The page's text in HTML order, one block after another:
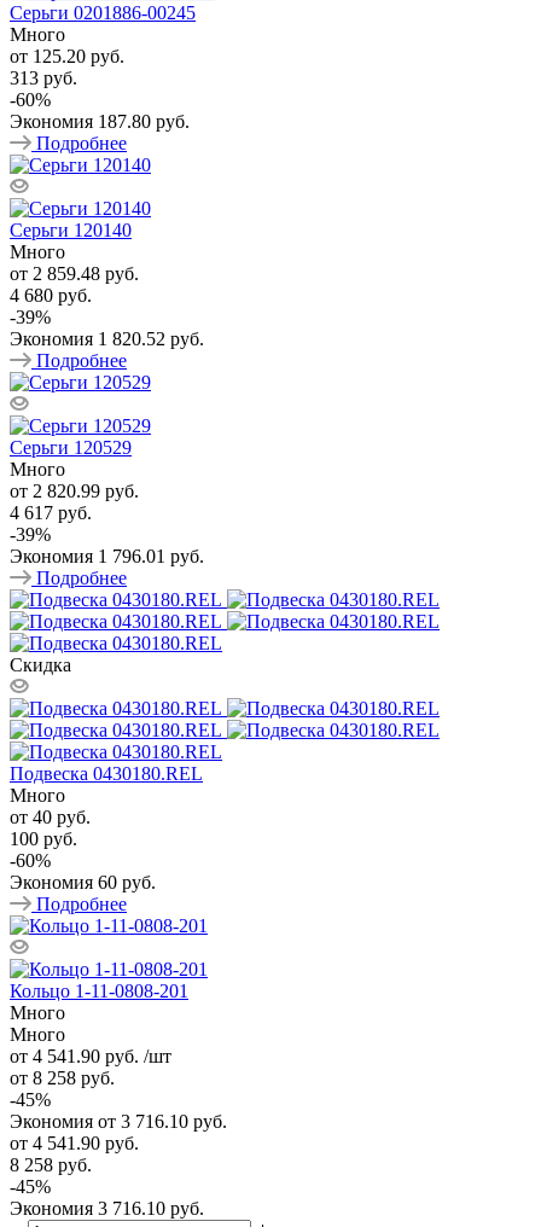
Серьги 0201886-00245
Много
от 125.20 руб.
313 руб.
-60%
Экономия 187.80 руб.
Подробнее
Серьги 120140
Много
от 2 859.48 руб.
4 680 руб.
-39%
Экономия 1 820.52 руб.
Подробнее
Серьги 120529
Много
от 2 820.99 руб.
4 617 руб.
-39%
Экономия 1 796.01 руб.
Подробнее
Скидка
Подвеска 0430180.REL
Много
от 40 руб.
100 руб.
-60%
Экономия 60 руб.
Подробнее
Кольцо 1-11-0808-201
Много
Много
от 4 541.90 руб. /шт
от 8 258 руб.
-45%
Экономия от 3 716.10 руб.
от 4 541.90 руб.
8 258 руб.
-45%
Экономия 3 716.10 руб.